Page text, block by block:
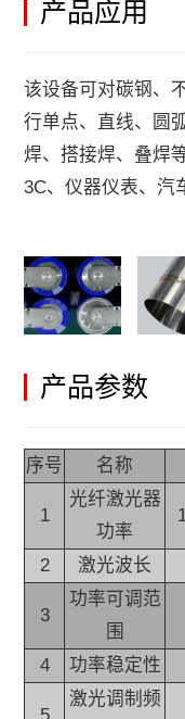
产品应用
该设备可对碳钢、
行单点、直线、圆
焊、搭接焊、叠焊
3C、仪器仪表、汽
产品参数
序号 名称
1
光纤激光器
功率
2 激光波长
3
功率可调范
围
4 功率稳定性
激光调制频